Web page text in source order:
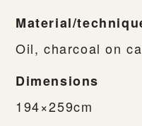
Material/
Oil, charcoal on
Dimensions
194×259cm